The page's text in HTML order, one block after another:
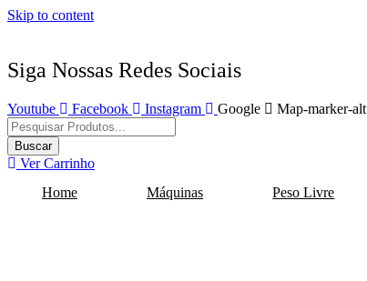
Skip to content
Siga Nossas Redes Sociais
Youtube Facebook Instagram Google
Map-marker-alt
Pesquisar
produtos
Buscar
Ver Carrinho
Home
Máquinas Peso Livre